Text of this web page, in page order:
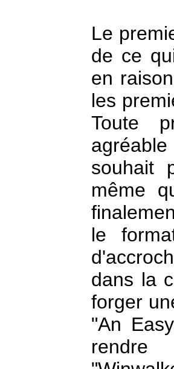
Le
de ce
en
les
Toute
agréable
souhait
même
le
dans la
forger
"An
rendre